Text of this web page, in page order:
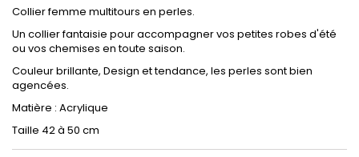
Collier femme multitours en perles.
Un collier fantaisie pour accompagner vos petites robes d'été
ou vos chemises en toute saison.
Couleur brillante, Design et tendance, les perles sont bien
agencées.
Matière : Acrylique
Taille 42 à 50 cm